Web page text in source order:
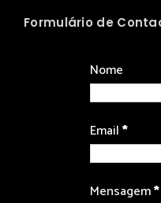
Formulário de
Nome
Email*
Mensagem*